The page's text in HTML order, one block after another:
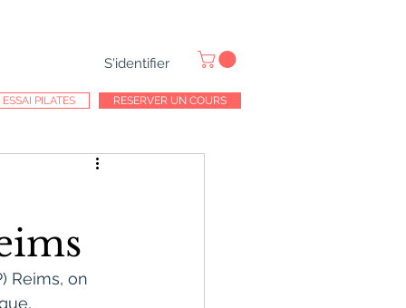
S'identifier
ESSAI PILATES RESERVER UN COURS
Reims, on